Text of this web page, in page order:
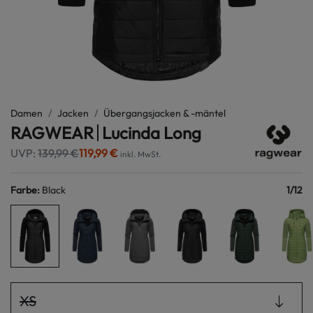
Damen Jacken Übergangsjacken & -mäntel
RAGWEAR Lucinda Long
UVP: 139,99 €119,99 € inkl. MwSt.
Farbe: Black 1/12
XS